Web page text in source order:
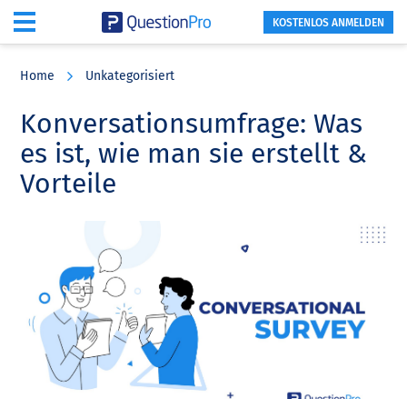
content
sidebar
KOSTENLOS ANMELDEN
Home Unkategorisiert
Konversationsumfrage: Was
es ist, wie man sie erstellt &
Vorteile